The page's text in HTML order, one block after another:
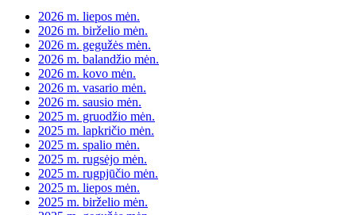
2026 m. liepos mėn.
2026 m. birželio mėn.
2026 m. gegužės mėn.
2026 m. balandžio mėn.
2026 m. kovo mėn.
2026 m. vasario mėn.
2026 m. sausio mėn.
2025 m. gruodžio mėn.
2025 m. lapkričio mėn.
2025 m. spalio mėn.
2025 m. rugsėjo mėn.
2025 m. rugpjūčio mėn.
2025 m. liepos mėn.
2025 m. birželio mėn.